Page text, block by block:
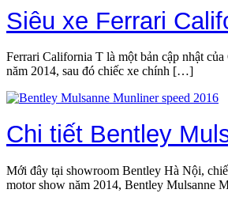
Siêu xe Ferrari
Ferrari California T là một bản cập nhật
năm 2014, sau đó chiếc xe chính […]
Chi tiết Bentley
Mới đây tại showroom Bentley Hà Nội,
motor show năm 2014, Bentley Mulsanne